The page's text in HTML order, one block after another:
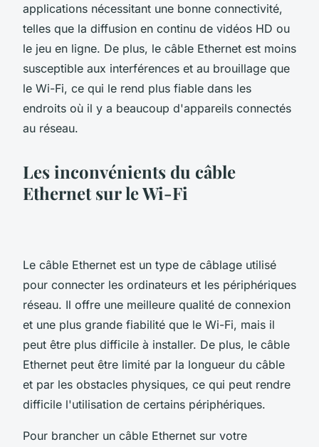
applications nécessitant une bonne connectivité,
telles que la diffusion en continu de vidéos HD ou
le jeu en ligne. De plus, le câble Ethernet est moins
susceptible aux interférences et au brouillage que
le Wi-Fi, ce qui le rend plus fiable dans les
endroits où il y a beaucoup d'appareils connectés
au réseau.
Les inconvénients du câble
Ethernet sur le Wi-Fi
Le câble Ethernet est un type de câblage utilisé
pour connecter les ordinateurs et les périphériques
réseau. Il offre une meilleure qualité de connexion
et une plus grande fiabilité que le Wi-Fi, mais il
peut être plus difficile à installer. De plus, le câble
Ethernet peut être limité par la longueur du câble
et par les obstacles physiques, ce qui peut rendre
difficile l'utilisation de certains périphériques.
Pour brancher un câble Ethernet sur votre